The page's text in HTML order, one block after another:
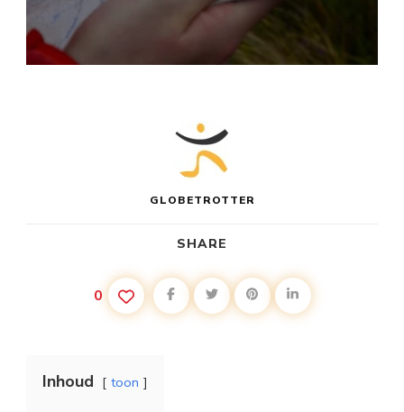
GLOBETROTTER
SHARE
0
Inhoud toon